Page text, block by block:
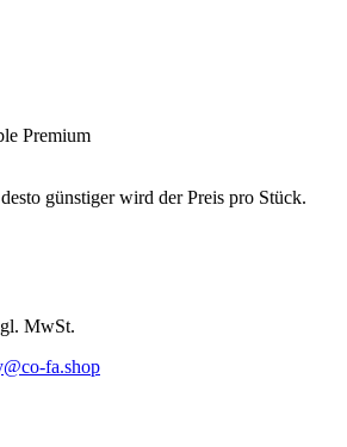
Premium
günstiger wird der Preis pro Stück.
MwSt.
fa.shop